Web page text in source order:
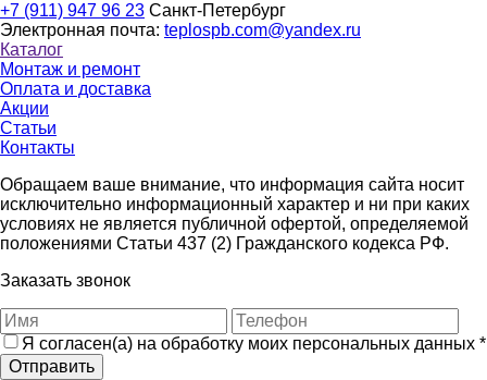
+7 (911) 947 96 23 Санкт-Петербург
Электронная почта: teplospb.com@yandex.ru
Каталог
Монтаж и ремонт
Оплата и доставка
Акции
Статьи
Контакты
Обращаем ваше внимание, что информация сайта носит
исключительно информационный характер и ни при каких
условиях не является публичной офертой, определяемой
положениями Статьи 437 (2) Гражданского кодекса РФ.
Заказать звонок
Я согласен(а) на обработку моих персональных данных *
Отправить